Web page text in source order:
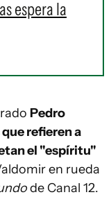
espera la
Pedro
refieren a
el "espíritu"
en rueda
de Canal 12.